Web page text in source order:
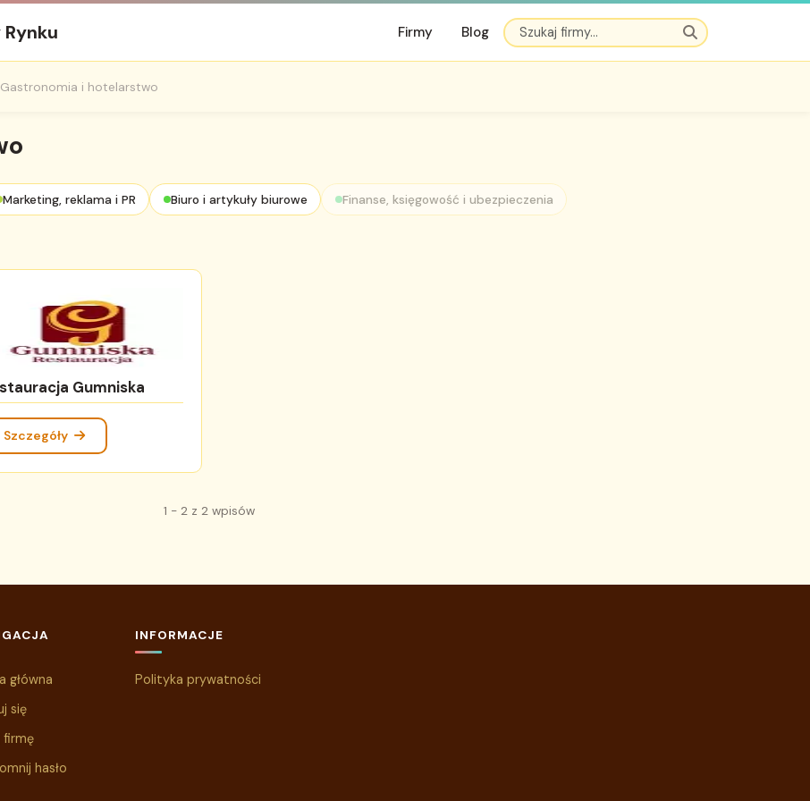
Firmy Blog
Gastronomia i hotelarstwo
Marketing, reklama i PR Biuro i artykuły biurowe Finanse, księgowość i ubezpieczenia
Gumniska
Szczegóły
1 - 2 z 2 wpisów
główna
się
firmę
hasło
INFORMACJE
Polityka prywatności